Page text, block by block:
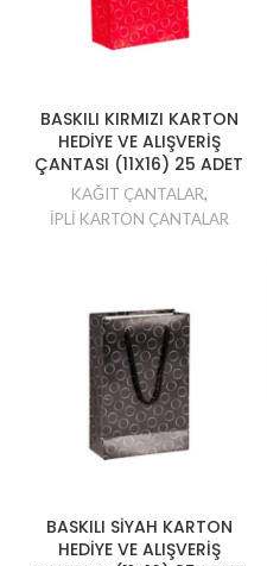
BASKILI KIRMIZI KARTON
HEDİYE VE ALIŞVERİŞ
ÇANTASI (11X16) 25 ADET
KAĞIT ÇANTALAR,
İPLİ KARTON ÇANTALAR
BASKILI SİYAH KARTON
HEDİYE VE ALIŞVERİŞ